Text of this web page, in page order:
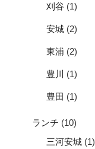
刈谷 (1)
安城 (2)
東浦 (2)
豊川 (1)
豊田 (1)
ランチ (10)
三河安城 (1)